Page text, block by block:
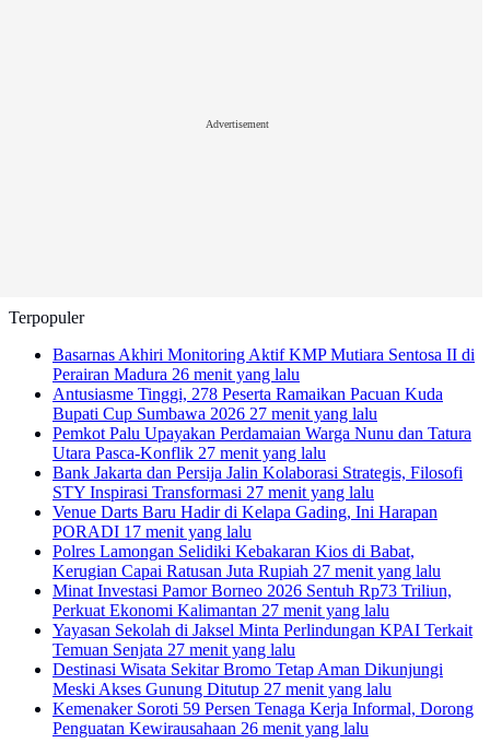
Advertisement
Terpopuler
Basarnas Akhiri Monitoring Aktif KMP Mutiara Sentosa II di
Perairan Madura 26 menit yang lalu
Antusiasme Tinggi, 278 Peserta Ramaikan Pacuan Kuda
Bupati Cup Sumbawa 2026 27 menit yang lalu
Pemkot Palu Upayakan Perdamaian Warga Nunu dan Tatura
Utara Pasca-Konflik 27 menit yang lalu
Bank Jakarta dan Persija Jalin Kolaborasi Strategis, Filosofi
STY Inspirasi Transformasi 27 menit yang lalu
Venue Darts Baru Hadir di Kelapa Gading, Ini Harapan
PORADI 17 menit yang lalu
Polres Lamongan Selidiki Kebakaran Kios di Babat,
Kerugian Capai Ratusan Juta Rupiah 27 menit yang lalu
Minat Investasi Pamor Borneo 2026 Sentuh Rp73 Triliun,
Perkuat Ekonomi Kalimantan 27 menit yang lalu
Yayasan Sekolah di Jaksel Minta Perlindungan KPAI Terkait
Temuan Senjata 27 menit yang lalu
Destinasi Wisata Sekitar Bromo Tetap Aman Dikunjungi
Meski Akses Gunung Ditutup 27 menit yang lalu
Kemenaker Soroti 59 Persen Tenaga Kerja Informal, Dorong
Penguatan Kewirausahaan 26 menit yang lalu